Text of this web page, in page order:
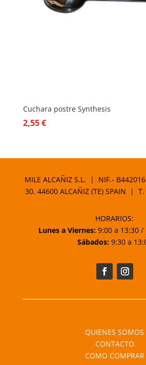
Cuchara postre Synthesis
2,55€
MILE ALCAÑIZ S.L. | NIF.-
30. 44600 ALCAÑIZ (TE) SPAIN |
HORARIOS:
Lunes a Viernes: 9:00 a 13:30 /
Sábados:9:30 a
QUIENES SOMOS
CONTACTO
COMO COMPRAR